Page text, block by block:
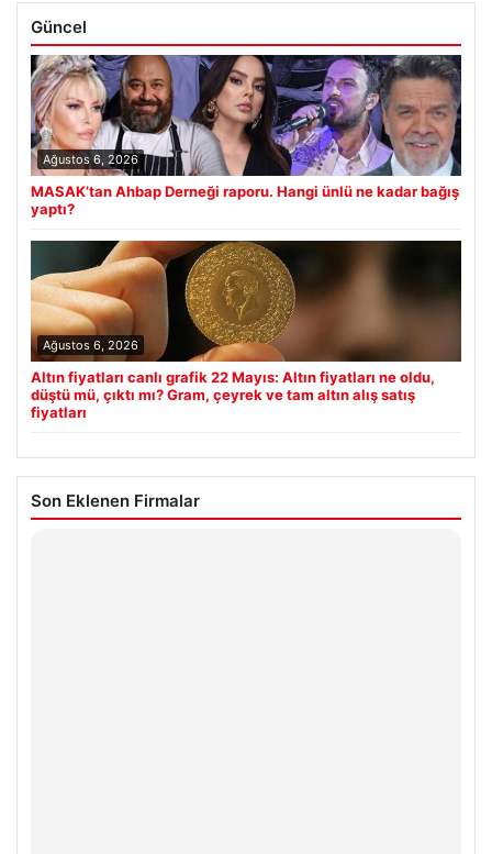
Güncel
Ağustos 6, 2026
MASAK’tan Ahbap Derneği raporu. Hangi ünlü ne kadar bağış
yaptı?
Ağustos 6, 2026
Altın fiyatları canlı grafik 22 Mayıs: Altın fiyatları ne oldu,
düştü mü, çıktı mı? Gram, çeyrek ve tam altın alış satış
fiyatları
Son Eklenen Firmalar